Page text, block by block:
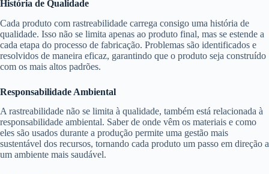
História de Qualidade
Cada produto com rastreabilidade carrega consigo uma história de
qualidade. Isso não se limita apenas ao produto final, mas se estende a
cada etapa do processo de fabricação. Problemas são identificados e
resolvidos de maneira eficaz, garantindo que o produto seja construído
com os mais altos padrões.
Responsabilidade Ambiental
A rastreabilidade não se limita à qualidade, também está relacionada à
responsabilidade ambiental. Saber de onde vêm os materiais e como
eles são usados durante a produção permite uma gestão mais
sustentável dos recursos, tornando cada produto um passo em direção a
um ambiente mais saudável.